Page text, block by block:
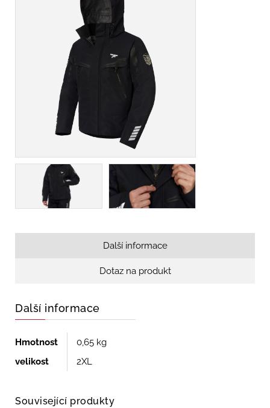
Další informace
Dotaz na produkt
Další informace
Hmotnost
0,65 kg
velikost
2XL
Související produkty